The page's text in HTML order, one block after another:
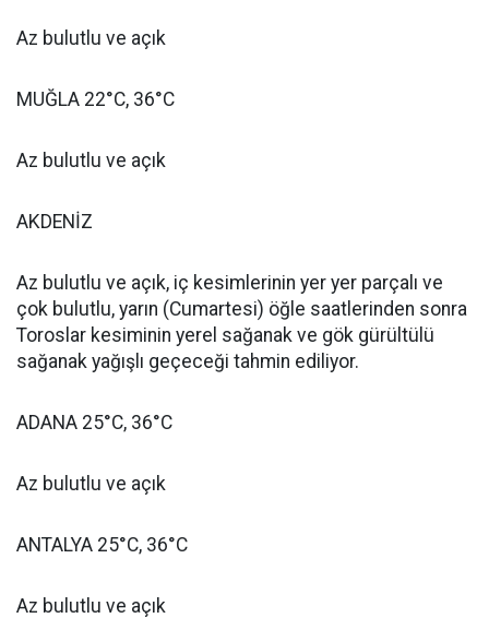
Az bulutlu ve açık
MUĞLA 22°C, 36°C
Az bulutlu ve açık
AKDENİZ
Az bulutlu ve açık, iç kesimlerinin yer yer parçalı ve
çok bulutlu, yarın (Cumartesi) öğle saatlerinden sonra
Toroslar kesiminin yerel sağanak ve gök gürültülü
sağanak yağışlı geçeceği tahmin ediliyor.
ADANA 25°C, 36°C
Az bulutlu ve açık
ANTALYA 25°C, 36°C
Az bulutlu ve açık